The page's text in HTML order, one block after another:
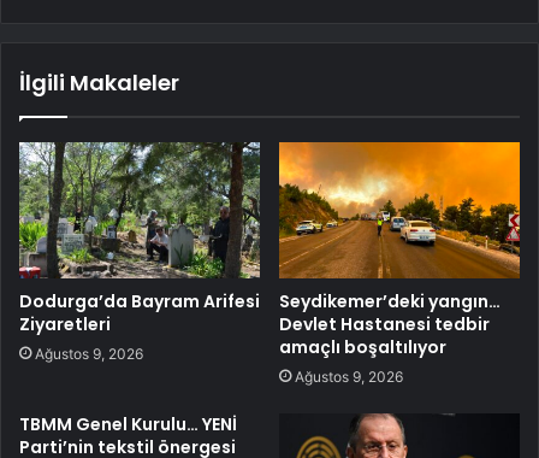
İlgili Makaleler
Dodurga’da Bayram Arifesi
Ziyaretleri
Ağustos 9, 2026
Seydikemer’deki yangın…
Devlet Hastanesi tedbir
amaçlı boşaltılıyor
Ağustos 9, 2026
TBMM Genel Kurulu… YENİ
Parti’nin tekstil önergesi